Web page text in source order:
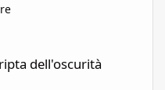
perpetua
dell'oscurità